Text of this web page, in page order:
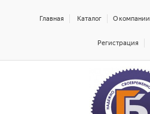
Главная Каталог О компании
Регистрация